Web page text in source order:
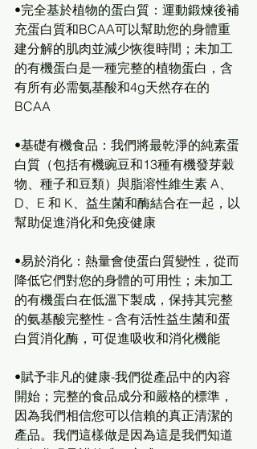
•完全基於植物的蛋白質：運動鍛煉後補
充蛋白質和BCAA可以幫助您的身體重
建分解的肌肉並減少恢復時間；未加工
的有機蛋白是一種完整的植物蛋白，含
有所有必需氨基酸和4g天然存在的
BCAA
•基礎有機食品：我們將最乾淨的純素蛋
白質（包括有機豌豆和13種有機發芽穀
物、種子和豆類）與脂溶性維生素 A、
D、E 和 K、益生菌和酶結合在一起，以
幫助促進消化和免疫健康
•易於消化：熱量會使蛋白質變性，從而
降低它們對您的身體的可用性；未加工
的有機蛋白在低溫下製成，保持其完整
的氨基酸完整性 - 含有活性益生菌和蛋
白質消化酶，可促進吸收和消化機能
•賦予非凡的健康-我們從產品中的內容
開始；完整的食品成分和嚴格的標準，
因為我們相信您可以信賴的真正清潔的
產品。我們這樣做是因為這是我們知道